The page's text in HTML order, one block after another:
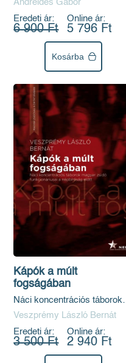
Andreides Gábor
Eredeti ár:
6 900 Ft
Online ár:
5 796 Ft
Kosárba
Kápók a múlt
fogságában
Náci koncentrációs táborok
magyar zsidó funkcionáriusai
a népbíróság előtt
Veszprémy László Bernát
Eredeti ár:
3 500 Ft
Online ár:
2 940 Ft